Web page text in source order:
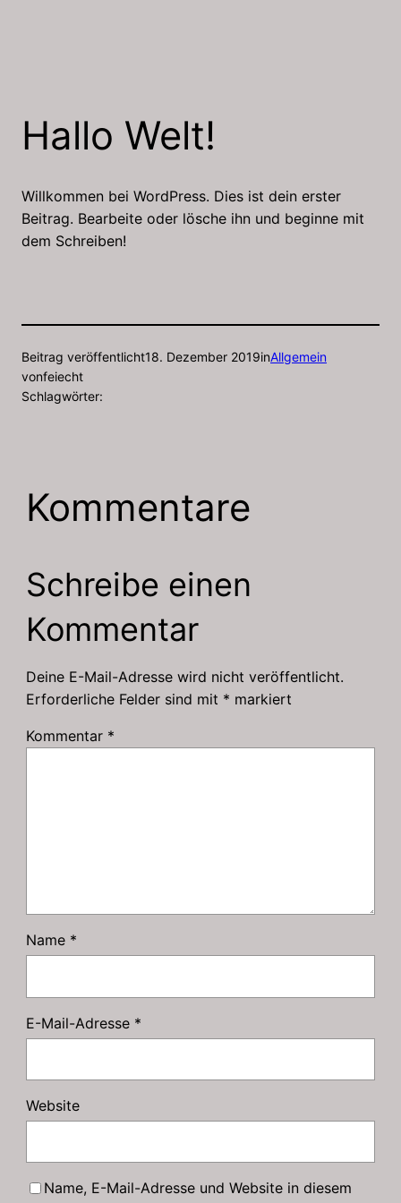
Hallo Welt!
Willkommen bei WordPress. Dies ist dein erster
Beitrag. Bearbeite oder lösche ihn und beginne mit
dem Schreiben!
Beitrag veröffentlicht18. Dezember 2019inAllgemein
vonfeiecht
Schlagwörter:
Kommentare
Schreibe einen
Kommentar
Deine E-Mail-Adresse wird nicht veröffentlicht.
Erforderliche Felder sind mit * markiert
Kommentar *
Name *
E-Mail-Adresse *
Website
Name, E-Mail-Adresse und Website in diesem